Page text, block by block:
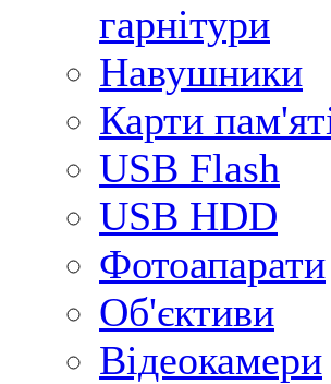
гарнітури
Навушники
Карти
USB Flash
USB HDD
Фотоапарати
Об'єктиви
Відеокамери